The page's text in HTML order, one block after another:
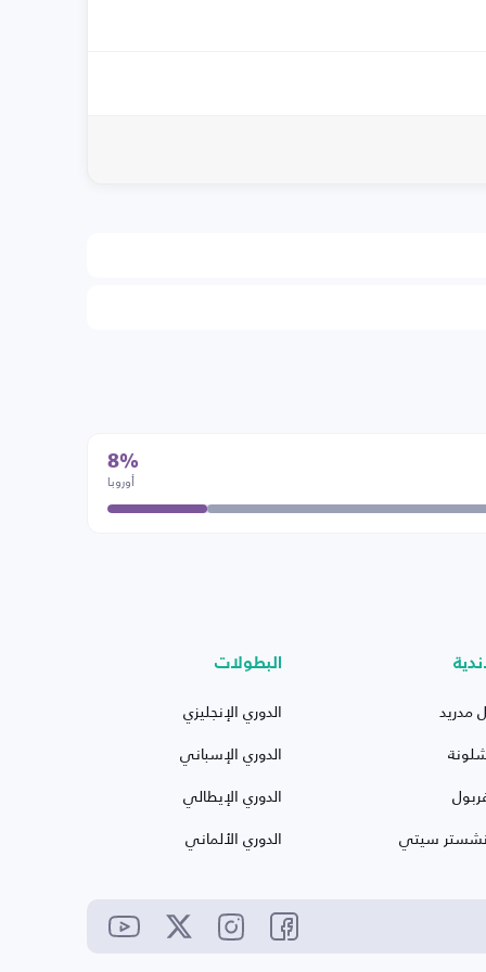
8%
أوروبا
مدريد
سيتي
البطولات
الدوري الإنجليزي
الدوري الإسباني
الدوري الإيطالي
الدوري الألماني